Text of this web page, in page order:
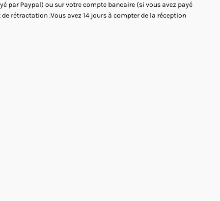
par Paypal) ou sur votre compte bancaire (si vous avez payé
rétractation :Vous avez 14 jours à compter de la réception